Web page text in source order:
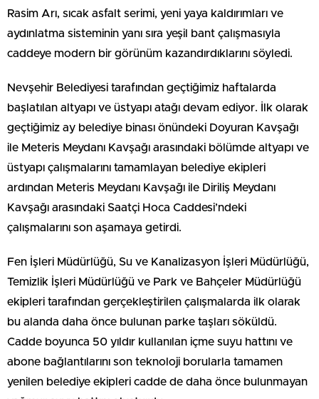
Rasim Arı, sıcak asfalt serimi, yeni yaya kaldırımları ve
aydınlatma sisteminin yanı sıra yeşil bant çalışmasıyla
caddeye modern bir görünüm kazandırdıklarını söyledi.
Nevşehir Belediyesi tarafından geçtiğimiz haftalarda
başlatılan altyapı ve üstyapı atağı devam ediyor. İlk olarak
geçtiğimiz ay belediye binası önündeki Doyuran Kavşağı
ile Meteris Meydanı Kavşağı arasındaki bölümde altyapı ve
üstyapı çalışmalarını tamamlayan belediye ekipleri
ardından Meteris Meydanı Kavşağı ile Diriliş Meydanı
Kavşağı arasındaki Saatçi Hoca Caddesi’ndeki
çalışmalarını son aşamaya getirdi.
Fen İşleri Müdürlüğü, Su ve Kanalizasyon İşleri Müdürlüğü,
Temizlik İşleri Müdürlüğü ve Park ve Bahçeler Müdürlüğü
ekipleri tarafından gerçekleştirilen çalışmalarda ilk olarak
bu alanda daha önce bulunan parke taşları söküldü.
Cadde boyunca 50 yıldır kullanılan içme suyu hattını ve
abone bağlantılarını son teknoloji borularla tamamen
yenilen belediye ekipleri cadde de daha önce bulunmayan